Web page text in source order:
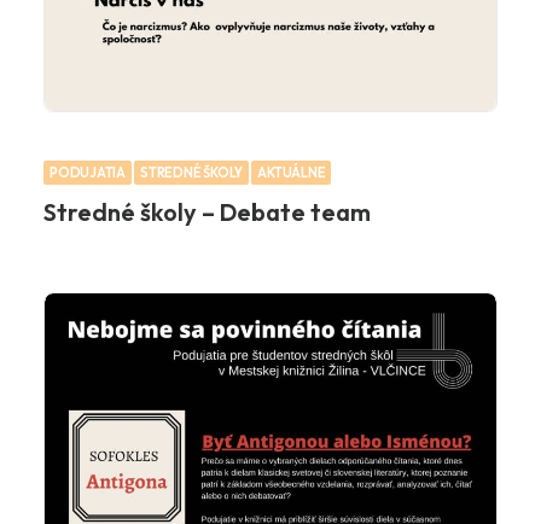
PODUJATIA STREDNÉ ŠKOLY AKTUÁLNE
Stredné školy – Debate team